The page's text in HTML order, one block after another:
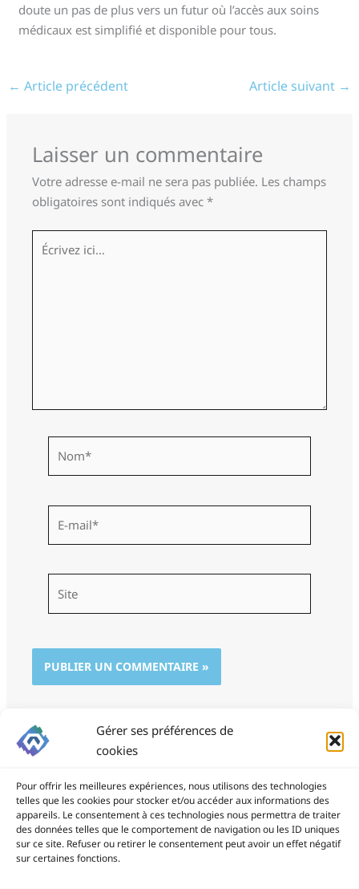
Gérer ses préférences de
cookies
Pour offrir les meilleures expériences, nous utilisons des technologies
telles que les cookies pour stocker et/ou accéder aux informations des
appareils. Le consentement à ces technologies nous permettra de traiter
des données telles que le comportement de navigation ou les ID uniques
sur ce site. Refuser ou retirer le consentement peut avoir un effet négatif
sur certaines fonctions.
doute un pas de plus vers un futur où l’accès aux soins
médicaux est simplifié et disponible pour tous.
← Article précédent Article suivant →
Laisser un commentaire
Votre adresse e-mail ne sera pas publiée. Les champs
obligatoires sont indiqués avec*
Écrivez
ici…
mail*
ProSite - 06 85 94 34 21
prositegestion@gmail.com